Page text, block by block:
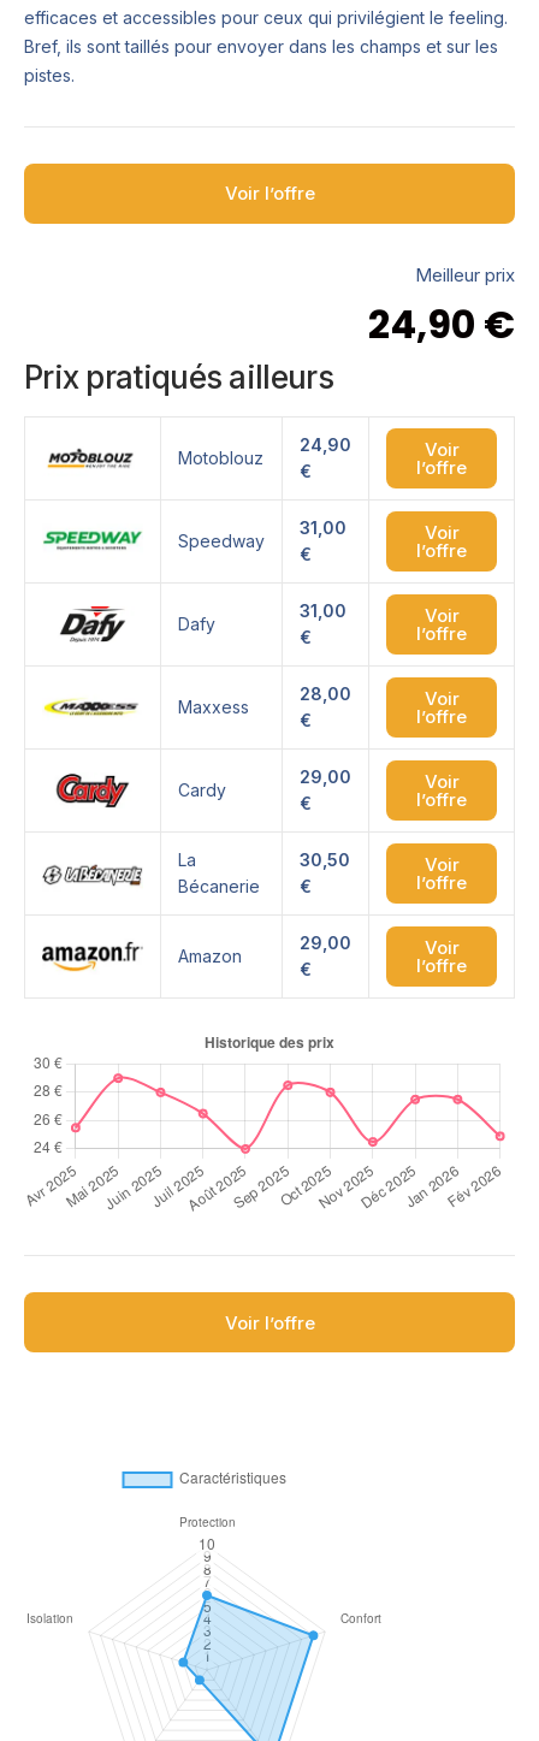
efficaces et accessibles pour ceux qui privilégient le feeling.
Bref, ils sont taillés pour envoyer dans les champs et sur les
pistes.
Voir l’offre
Meilleur prix
24,90 €
Prix pratiqués ailleurs
Motoblouz
24,90
€
Voir
l’offre
Speedway
31,00
€
Voir
l’offre
Dafy
31,00
€
Voir
l’offre
Maxxess
28,00
€
Voir
l’offre
Cardy
29,00
€
Voir
l’offre
La
Bécanerie
30,50
€
Voir
l’offre
Amazon
29,00
€
Voir
l’offre
Voir l’offre